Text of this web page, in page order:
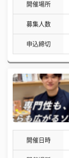
開催場所
募集人数
申込締切
開催日時